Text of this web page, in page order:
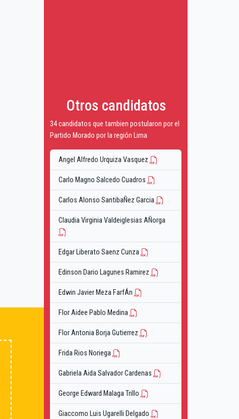
Otros candidatos
34 candidatos que tambien postularon por el
Partido Morado por la región Lima
Angel Alfredo Urquiza Vasquez
Carlo Magno Salcedo Cuadros
Carlos Alonso SantibaÑez Garcia
Claudia Virginia Valdeiglesias AÑorga
Edgar Liberato Saenz Cunza
Edinson Dario Lagunes Ramirez
Edwin Javier Meza FarfÁn
Flor Aidee Pablo Medina
Flor Antonia Borja Gutierrez
Frida Rios Noriega
Gabriela Aida Salvador Cardenas
George Edward Malaga Trillo
Giaccomo Luis Ugarelli Delgado